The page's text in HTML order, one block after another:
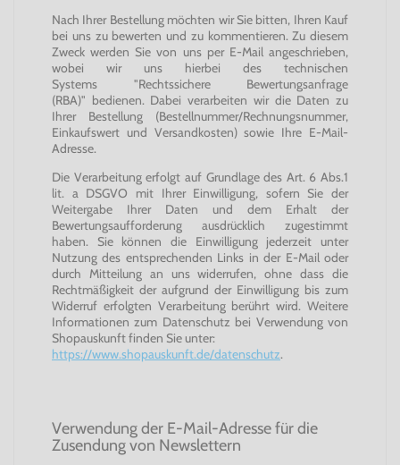
Nach Ihrer Bestellung möchten wir Sie bitten, Ihren Kauf
bei uns zu bewerten und zu kommentieren. Zu diesem
Zweck werden Sie von uns per E-Mail angeschrieben,
wobei wir uns hierbei des technischen
Systems "Rechtssichere Bewertungsanfrage
(RBA)" bedienen. Dabei verarbeiten wir die Daten zu
Ihrer Bestellung (Bestellnummer/Rechnungsnummer,
Einkaufswert und Versandkosten) sowie Ihre E-Mail-
Adresse.
Die Verarbeitung erfolgt auf Grundlage des Art. 6 Abs.1
lit. a DSGVO mit Ihrer Einwilligung, sofern Sie der
Weitergabe Ihrer Daten und dem Erhalt der
Bewertungsaufforderung ausdrücklich zugestimmt
haben. Sie können die Einwilligung jederzeit unter
Nutzung des entsprechenden Links in der E-Mail oder
durch Mitteilung an uns widerrufen, ohne dass die
Rechtmäßigkeit der aufgrund der Einwilligung bis zum
Widerruf erfolgten Verarbeitung berührt wird. Weitere
Informationen zum Datenschutz bei Verwendung von
Shopauskunft finden Sie unter:
https://www.shopauskunft.de/datenschutz.
Verwendung der E-Mail-Adresse für die
Zusendung von Newslettern